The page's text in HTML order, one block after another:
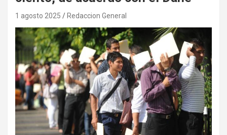
1 agosto 2025 Redaccion General